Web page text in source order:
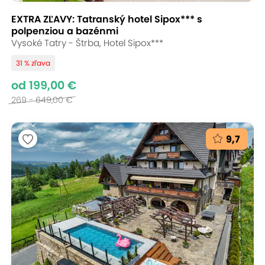
EXTRA ZĽAVY: Tatranský hotel Sipox*** s
polpenziou a bazénmi
Vysoké Tatry - Štrba, Hotel Sipox***
31 % zľava
od 199,00 €
269 - 649,00 €
9,7